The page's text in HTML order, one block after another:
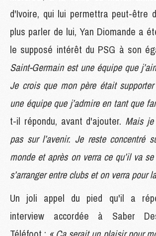
d'Ivoire, qui lui permettra peut-être
plus parler de lui, Yan Diomande a
le supposé intérêt du PSG à son
Saint-Germain est une équipe que
Je crois que mon père était
une équipe que j’admire en tant que
t-il répondu, avant d'ajouter. Mais
pas sur l’avenir. Je reste concentré
monde et après on verra ce qu’il va
s’arranger entre clubs et on verra pour
Un joli appel du pied qu'il a
interview accordée à Saber